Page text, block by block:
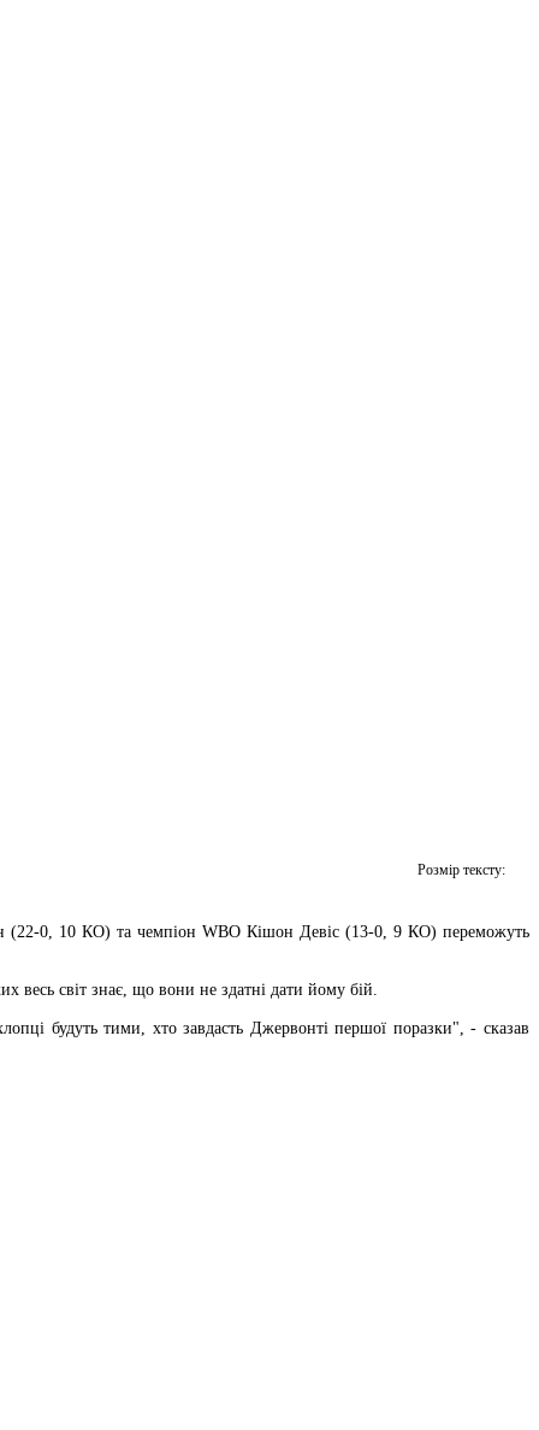
Розмір тексту:
(22-0, 10 КО) та чемпіон WBO Кішон Девіс (13-0, 9 КО) переможуть
весь світ знає, що вони не здатні дати йому бій.
будуть тими, хто завдасть Джервонті першої поразки", - сказав